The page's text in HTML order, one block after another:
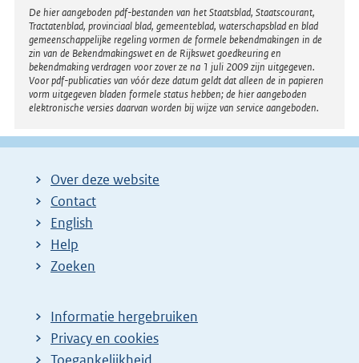
Disclaimer
De hier aangeboden pdf-bestanden van het Staatsblad, Staatscourant,
Tractatenblad, provinciaal blad, gemeenteblad, waterschapsblad en blad
gemeenschappelijke regeling vormen de formele bekendmakingen in de
zin van de Bekendmakingswet en de Rijkswet goedkeuring en
bekendmaking verdragen voor zover ze na 1 juli 2009 zijn uitgegeven.
Voor pdf-publicaties van vóór deze datum geldt dat alleen de in papieren
vorm uitgegeven bladen formele status hebben; de hier aangeboden
elektronische versies daarvan worden bij wijze van service aangeboden.
Over deze website
Contact
English
Help
Zoeken
Informatie hergebruiken
Privacy en cookies
Toegankelijkheid